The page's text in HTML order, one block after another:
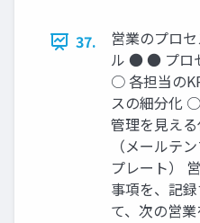
37.
営業のプロ
ル ● ● プロ
○ 各担当の
スの細分化
管理を⾒え
（メールテ
プレート）
事項を、記
て、次の営業